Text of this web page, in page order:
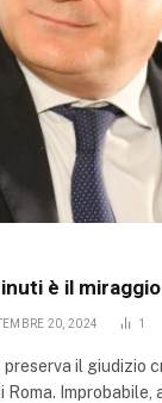
è il
20, 2024 1
preserva il giudizio
Roma. Improbabile,